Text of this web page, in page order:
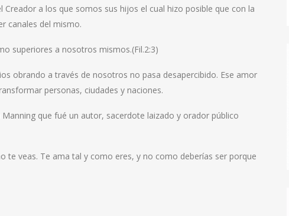
a los que somos sus hijos el cual hizo posible que con la
canales del mismo.
superiores a nosotros mismos.(Fil.2:3)
obrando a través de nosotros no pasa desapercibido. Ese amor
personas, ciudades y naciones.
que fué un autor, sacerdote laizado y orador público
te veas. Te ama tal y como eres, y no como deberías ser porque